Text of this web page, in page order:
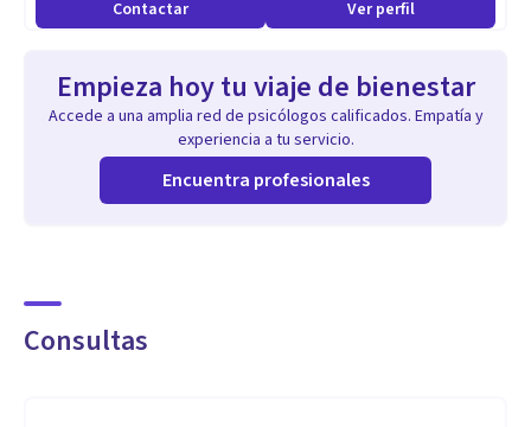
Contactar Ver perfil
Empieza hoy tu viaje de bienestar
Accede a una amplia red de psicólogos calificados. Empatía y
experiencia a tu servicio.
Encuentra profesionales
Consultas